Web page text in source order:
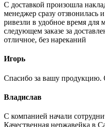
С доставкой произошла
менеджер сразу отзвонилась
ривезли в удобное время для
следующем заказе за
отличное, без нареканий
Игорь
Спасибо за вашу продукцию.
Владислав
С компанией начали
Качественная нержавейка в